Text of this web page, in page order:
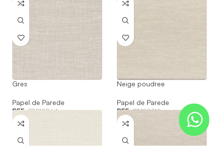
Gres
Papel de Parede
REF:73812864
Neige poudree
Papel de Parede
REF:73810212